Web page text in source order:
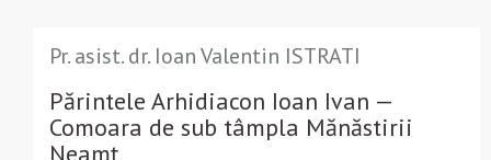
Pr. asist. dr. Ioan Valentin ISTRATI
Părintele Arhidiacon Ioan Ivan —
Comoara de sub tâmpla Mănăstirii
Neamț